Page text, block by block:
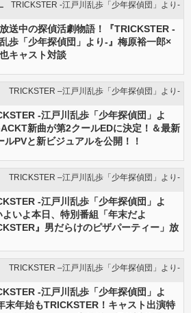
TRICKSTER -江戸川乱歩「少年探偵団」より-
送中の探偵活劇物語！『TRICKSTER -
歩「少年探偵団」より-』梅原裕一郎×
キャスト対談
TRICKSTER –江戸川乱歩「少年探偵団」より-
-江戸川乱歩「少年探偵団」よ
新曲が第2クールEDに決定！＆最新
ルPVと新ビジュアルを公開！！
TRICKSTER –江戸川乱歩「少年探偵団」より-
-江戸川乱歩「少年探偵団」よ
よいよ本日、特別番組「年末だよ
』男だらけのピザパーティー」放
TRICKSTER –江戸川乱歩「少年探偵団」より-
-江戸川乱歩「少年探偵団」よ
末年始もTRICKSTER！キャスト出演特